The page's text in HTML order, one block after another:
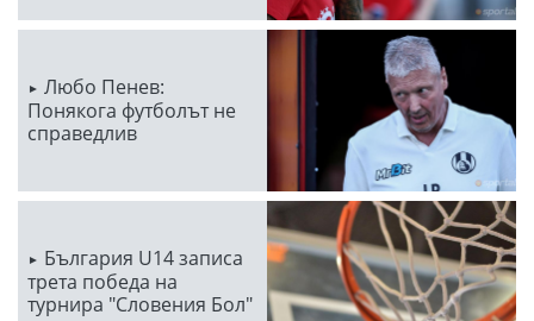
Любо Пенев:
Понякога футболът не
справедлив
България U14 записа
трета победа на
турнира "Словения Бол"